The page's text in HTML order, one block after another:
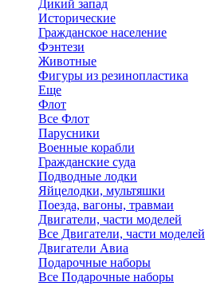
Дикий запад
Исторические
Гражданское население
Фэнтези
Животные
Фигуры из резинопластика
Еще
Флот
Все Флот
Парусники
Военные корабли
Гражданские суда
Подводные лодки
Яйцелодки, мультяшки
Поезда, вагоны, травмаи
Двигатели, части моделей
Все Двигатели, части моделей
Двигатели Авиа
Подарочные наборы
Все Подарочные наборы